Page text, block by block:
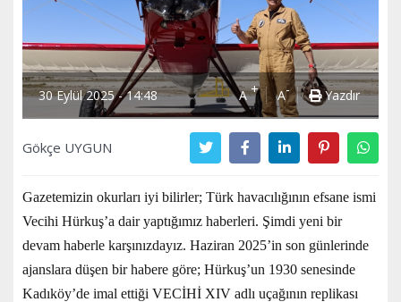
30 Eylül 2025 - 14:48 A+ A- Yazdır
Gökçe UYGUN
Gazetemizin okurları iyi bilirler; Türk havacılığının efsane ismi
Vecihi Hürkuş’a dair yaptığımız haberleri. Şimdi yeni bir
devam haberle karşınızdayız. Haziran 2025’in son günlerinde
ajanslara düşen bir habere göre; Hürkuş’un 1930 senesinde
Kadıköy’de imal ettiği VECİHİ XIV adlı uçağının replikası